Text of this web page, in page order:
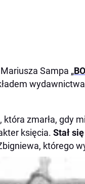
Sampa „
zmarła, gdy
księcia. Stał
którego